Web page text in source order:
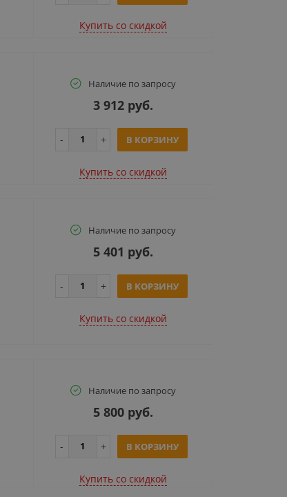
Купить cо скидкой
Наличие по запросу
3 912 руб.
В КОРЗИНУ
Купить cо скидкой
Наличие по запросу
5 401 руб.
В КОРЗИНУ
Купить cо скидкой
Наличие по запросу
5 800 руб.
В КОРЗИНУ
Купить cо скидкой